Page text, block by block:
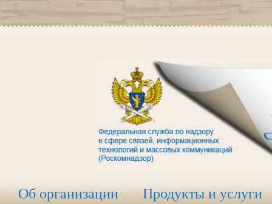
Об организации Продукты и услуги